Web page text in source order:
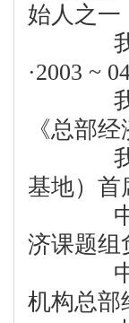
始人之一
·2003 ~
《总部
基地）首
济课题组
机构总部